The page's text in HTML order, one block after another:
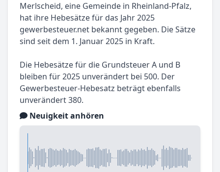
Merlscheid, eine Gemeinde in Rheinland-Pfalz,
hat ihre Hebesätze für das Jahr 2025
gewerbesteuer.net bekannt gegeben. Die Sätze
sind seit dem 1. Januar 2025 in Kraft.
Die Hebesätze für die Grundsteuer A und B
bleiben für 2025 unverändert bei 500. Der
Gewerbesteuer-Hebesatz beträgt ebenfalls
unverändert 380.
Neuigkeit anhören